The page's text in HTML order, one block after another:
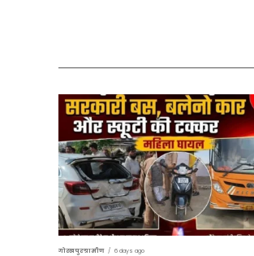
गोरखपुर ग्रामीण 6 days ago